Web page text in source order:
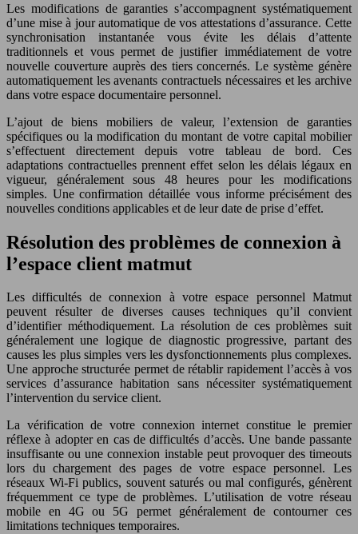
Les modifications de garanties s’accompagnent systématiquement
d’une mise à jour automatique de vos attestations d’assurance. Cette
synchronisation instantanée vous évite les délais d’attente
traditionnels et vous permet de justifier immédiatement de votre
nouvelle couverture auprès des tiers concernés. Le système génère
automatiquement les avenants contractuels nécessaires et les archive
dans votre espace documentaire personnel.
L’ajout de biens mobiliers de valeur, l’extension de garanties
spécifiques ou la modification du montant de votre capital mobilier
s’effectuent directement depuis votre tableau de bord. Ces
adaptations contractuelles prennent effet selon les délais légaux en
vigueur, généralement sous 48 heures pour les modifications
simples. Une confirmation détaillée vous informe précisément des
nouvelles conditions applicables et de leur date de prise d’effet.
Résolution des problèmes de connexion à
l’espace client matmut
Les difficultés de connexion à votre espace personnel Matmut
peuvent résulter de diverses causes techniques qu’il convient
d’identifier méthodiquement. La résolution de ces problèmes suit
généralement une logique de diagnostic progressive, partant des
causes les plus simples vers les dysfonctionnements plus complexes.
Une approche structurée permet de rétablir rapidement l’accès à vos
services d’assurance habitation sans nécessiter systématiquement
l’intervention du service client.
La vérification de votre connexion internet constitue le premier
réflexe à adopter en cas de difficultés d’accès. Une bande passante
insuffisante ou une connexion instable peut provoquer des timeouts
lors du chargement des pages de votre espace personnel. Les
réseaux Wi-Fi publics, souvent saturés ou mal configurés, génèrent
fréquemment ce type de problèmes. L’utilisation de votre réseau
mobile en 4G ou 5G permet généralement de contourner ces
limitations techniques temporaires.